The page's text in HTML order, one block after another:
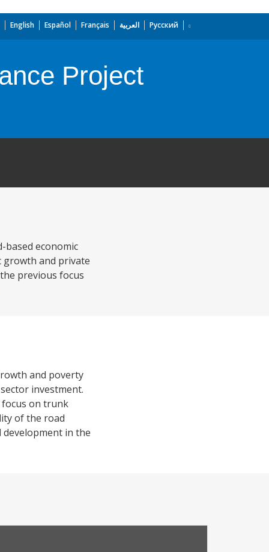
English Español Français العربية Русский
Project
economic
and private
previous focus
and poverty
investment.
focus on trunk
of the road
in the